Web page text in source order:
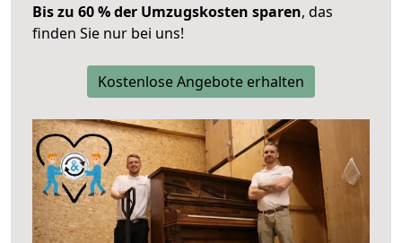
Bis zu 60 % der Umzugskosten sparen, das
finden Sie nur bei uns!
Kostenlose Angebote erhalten